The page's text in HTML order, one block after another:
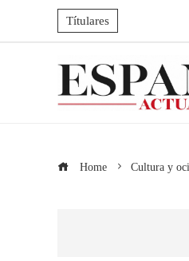
Títulares
Home Cultura y